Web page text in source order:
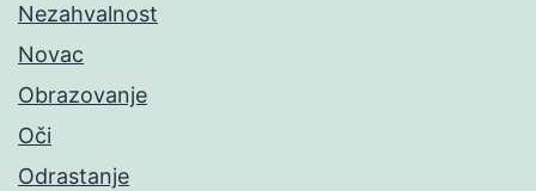
Nezahvalnost
Novac
Obrazovanje
Oči
Odrastanje